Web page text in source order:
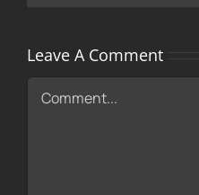
Leave A Comment
Comment